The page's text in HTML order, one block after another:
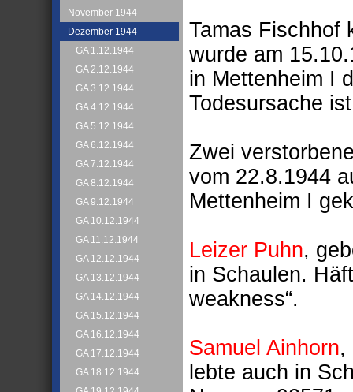
November 1944
Dezember 1944
GA 1.12.1944
GA 2.12.1944
GA 3.12.1944
GA 4.12.1944
GA 5.12.1944
GA 6.12.1944
GA 7.12.1944
GA 8.12.1944
GA 9.12.1944
GA 10.12.1944
GA 11.12.1944
GA 12.12.1944
GA 13.12.1944
GA 14.12.1944
GA 15.12.1944
GA 16.12.1944
GA 17.12.1944
GA 18.12.1944
Tamas Fischhof
wurde am
in Mettenheim I
Todesursache
Zwei
vom 22.8.1944
Mettenheim I
Leizer Puhn,
in Schaulen.
weakness“.
Samuel Ainhorn,
lebte auch in